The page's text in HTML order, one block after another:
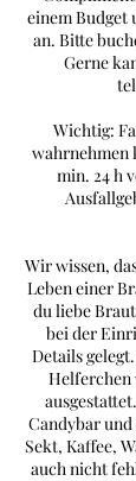
einem Budget
an. Bitte
Gerne
Wichtig:
wahrnehmen
min. 24 h
Wir wissen,
Leben einer
du liebe
bei der
Details
Helferchen
Candybar
Sekt, Kaffee,
auch nicht